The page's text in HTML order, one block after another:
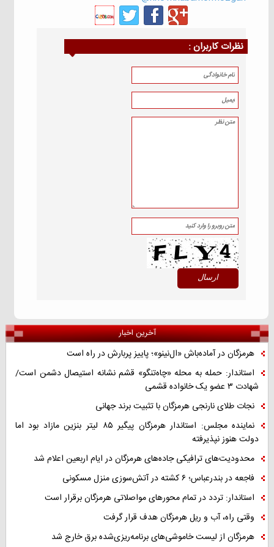
نظرات كاربران :
آخرین اخبار
هرمزگان در آماده‌باش «ال‌نینو»؛ پاییز پربارش در راه است
استاندار: حمله به محله «چاه‌تنگو» قشم نشانه استیصال دشمن است/
شهادت ۳ عضو یک خانواده قشمی
نجات طلای نارنجی هرمزگان با تثبیت برند جهانی
نماینده مجلس: استاندار هرمزگان پیگیر ۸۵ لیتر بنزین مازاد بود اما
دولت هنوز نپذیرفته
محدودیت‌های ترافیکی جاده‌های هرمزگان در ایام اربعین اعلام شد
فاجعه در بندرعباس؛ ۶ کشته در آتش‌سوزی منزل مسکونی
استاندار: تردد در تمام محورهای مواصلاتی هرمزگان برقرار است
وقتی راه، آب و ریل هرمزگان هدف قرار گرفت
هرمزگان از لیست خاموشی‌های برنامه‌ریزی‌شده برق خارج شد